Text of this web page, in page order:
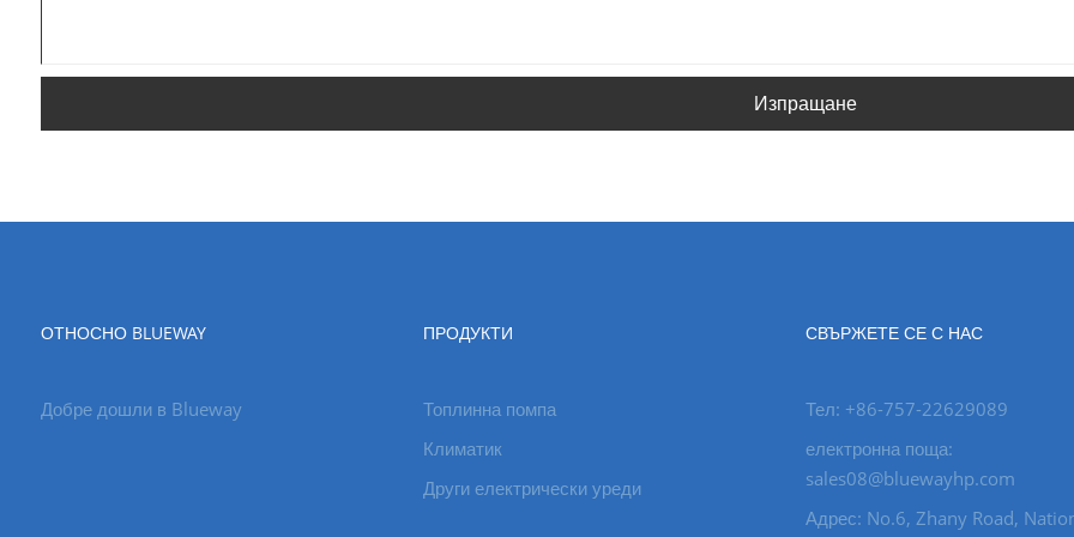
Изпращане
ОТНОСНО BLUEWAY
Добре дошли в Blueway
ПРОДУКТИ
Топлинна помпа
Климатик
Други електрически уреди
СВЪРЖЕТЕ СЕ С НАС
Тел: +86-757-22629089
електронна поща:
sales08@bluewayhp.com
Адрес: No.6, Zhany Road,